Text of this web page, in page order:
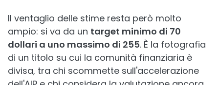
Il ventaglio delle stime resta però molto
ampio: si va da un target minimo di 70
dollari a uno massimo di 255. È la fotografia
di un titolo su cui la comunità finanziaria è
divisa, tra chi scommette sull'accelerazione